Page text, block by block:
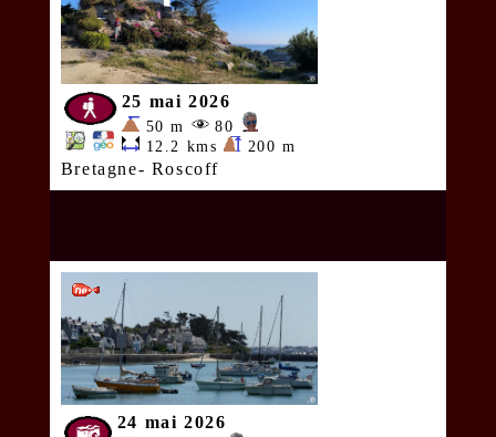
25 mai 2026
50 m
80
12.2 kms
200 m
Bretagne- Roscoff
24 mai 2026